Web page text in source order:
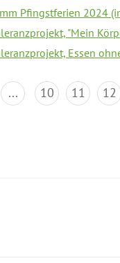
Pfingstferien 2024
"Mein
Essen
... 10 11 12